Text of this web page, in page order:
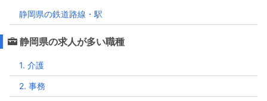
静岡県の鉄道路線・駅
静岡県の求人が多い職種
1. 介護
2. 事務